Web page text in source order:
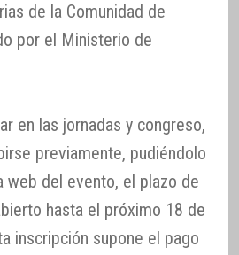
de la Comunidad de
por el Ministerio de
en las jornadas y congreso,
previamente, pudiéndolo
web del evento, el plazo de
hasta el próximo 18 de
inscripción supone el pago